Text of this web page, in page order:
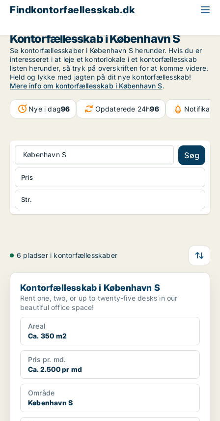
Findkontorfaellesskab.dk
Kontorfællesskab i København S
Se kontorfællesskaber i København S herunder. Hvis du er
interesseret i at leje et kontorlokale i et kontorfællesskab
listen herunder, så tryk på overskriften for at komme videre.
Held og lykke med jagten på dit nye kontorfællesskab!
Mere info om kontorfællesskab i København S.
Nye i dag96 Opdaterede 24h96
København S Søg
Str.
Pris
6 pladser i kontorfællesskaber
Kontorfællesskab i København S
Kontorfællesskab i København S
Rent one, two, or up to twenty-five desks in our
beautiful office space!
Areal
Ca. 350 m2
Pris pr. md.
Ca. 2.500 pr md
Område
København S